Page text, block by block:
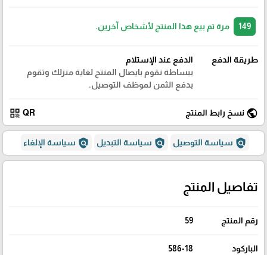
مرة تم بيع هذا المنتج لأشخاص آخرين.
طريقة الدفع
الدفع عند الإستلام
ببساطة نقوم بايصال المنتج لغاية منزلك وتقوم
بدفع الثمن لموظف التوصيل.
public نسخ رابط المنتج QR
qr_code
policy سياسة التوصيل policy سياسة التبديل policy سياسة الإلغاء
تفاصيل المنتج
رقم المنتج 59
الباركود 586-18